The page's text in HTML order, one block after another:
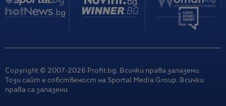
Copyright © 2007-2026 Profit.bg. Всички права запазени.
Този сайт е собственост на Sportal Media Group. Всички
права са запазени.